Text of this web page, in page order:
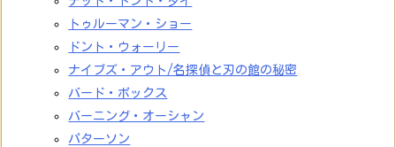
トゥルーマン・ショー
ドント・ウォーリー
ナイブズ・アウト/名探偵と刃の館の秘密
バード・ボックス
バーニング・オーシャン
パターソン